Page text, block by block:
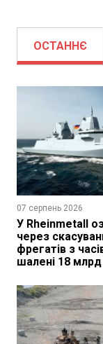
ОСТАННЄ
07 серпень 2026
У Rheinmetall
через
фрегатів з
шалені 18 млрд